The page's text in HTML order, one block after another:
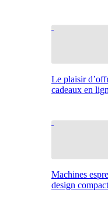
Le plaisir
cadeaux en
Machines
design